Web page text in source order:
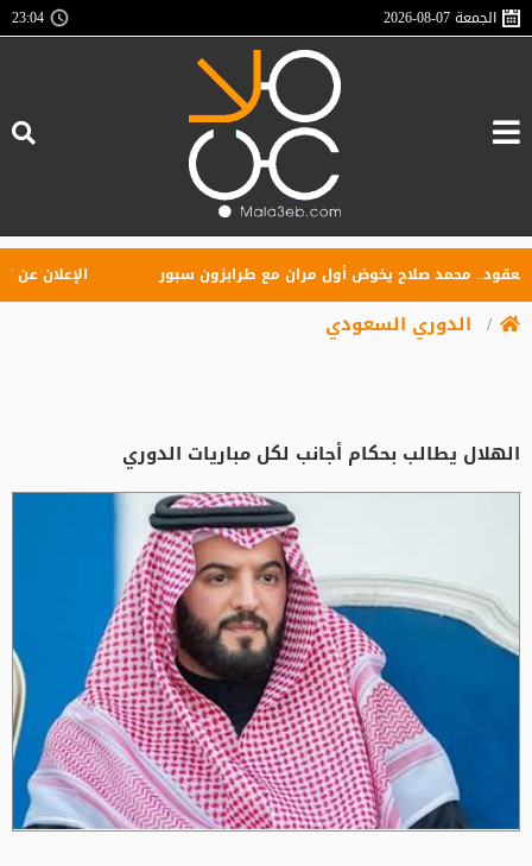
الجمعة2026-08-07
23:04
محمد صلاح يخوض أول مران مع طرابزون سبور الإعلان عن
الدوري السعودي
الهلال يطالب بحكام أجانب لكل مباريات الدوري